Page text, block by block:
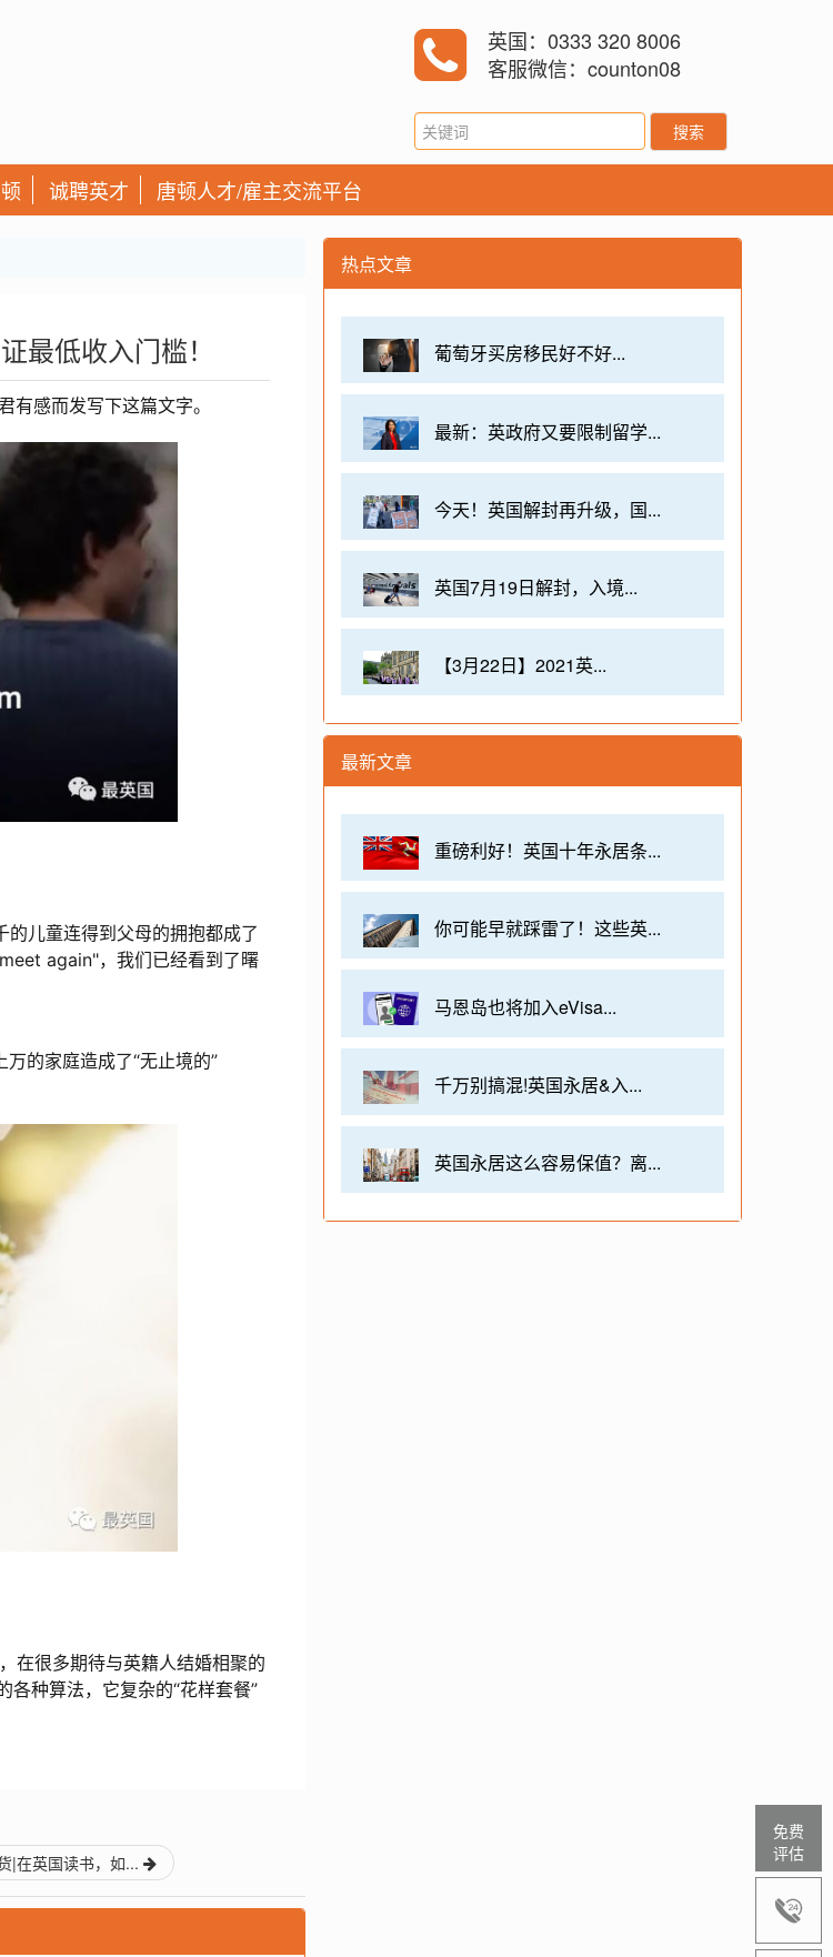
英国：0333 320 8006
客服微信：counton08
搜索
诚聘英才 唐顿人才/雇主交流平台
最低收入门槛！
感而发写下这篇文字。
的儿童连得到父母的拥抱都成了
again"，我们已经看到了曙
的家庭造成了“无止境的”
在很多期待与英籍人结婚相聚的
种算法，它复杂的“花样套餐”
|在英国读书，如...
热点文章
葡萄牙买房移民好不好...
最新：英政府又要限制留学...
今天！英国解封再升级，国...
英国7月19日解封，入境...
【3月22日】2021英...
最新文章
重磅利好！英国十年永居条...
你可能早就踩雷了！这些英...
马恩岛也将加入eVisa...
千万别搞混!英国永居&入...
英国永居这么容易保值？离...
免费
评估
